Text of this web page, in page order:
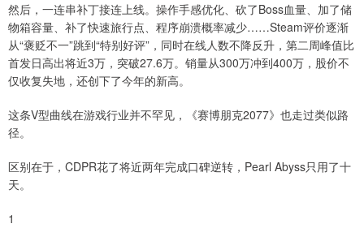
然后，一连串补丁接连上线。操作手感优化、砍了Boss血量、加了储
物箱容量、补了快速旅行点、程序崩溃概率减少……Steam评价逐渐
从“褒贬不一”跳到“特别好评”，同时在线人数不降反升，第二周峰值比
首发日高出将近3万，突破27.6万。销量从300万冲到400万，股价不
仅收复失地，还创下了今年的新高。
这条V型曲线在游戏行业并不罕见，《赛博朋克2077》也走过类似路
径。
区别在于，CDPR花了将近两年完成口碑逆转，Pearl Abyss只用了十
天。
1